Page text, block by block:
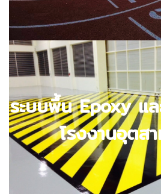
ระบบพื้น Epoxy แล
โรงงานอุตส
ตัวอย่างผ